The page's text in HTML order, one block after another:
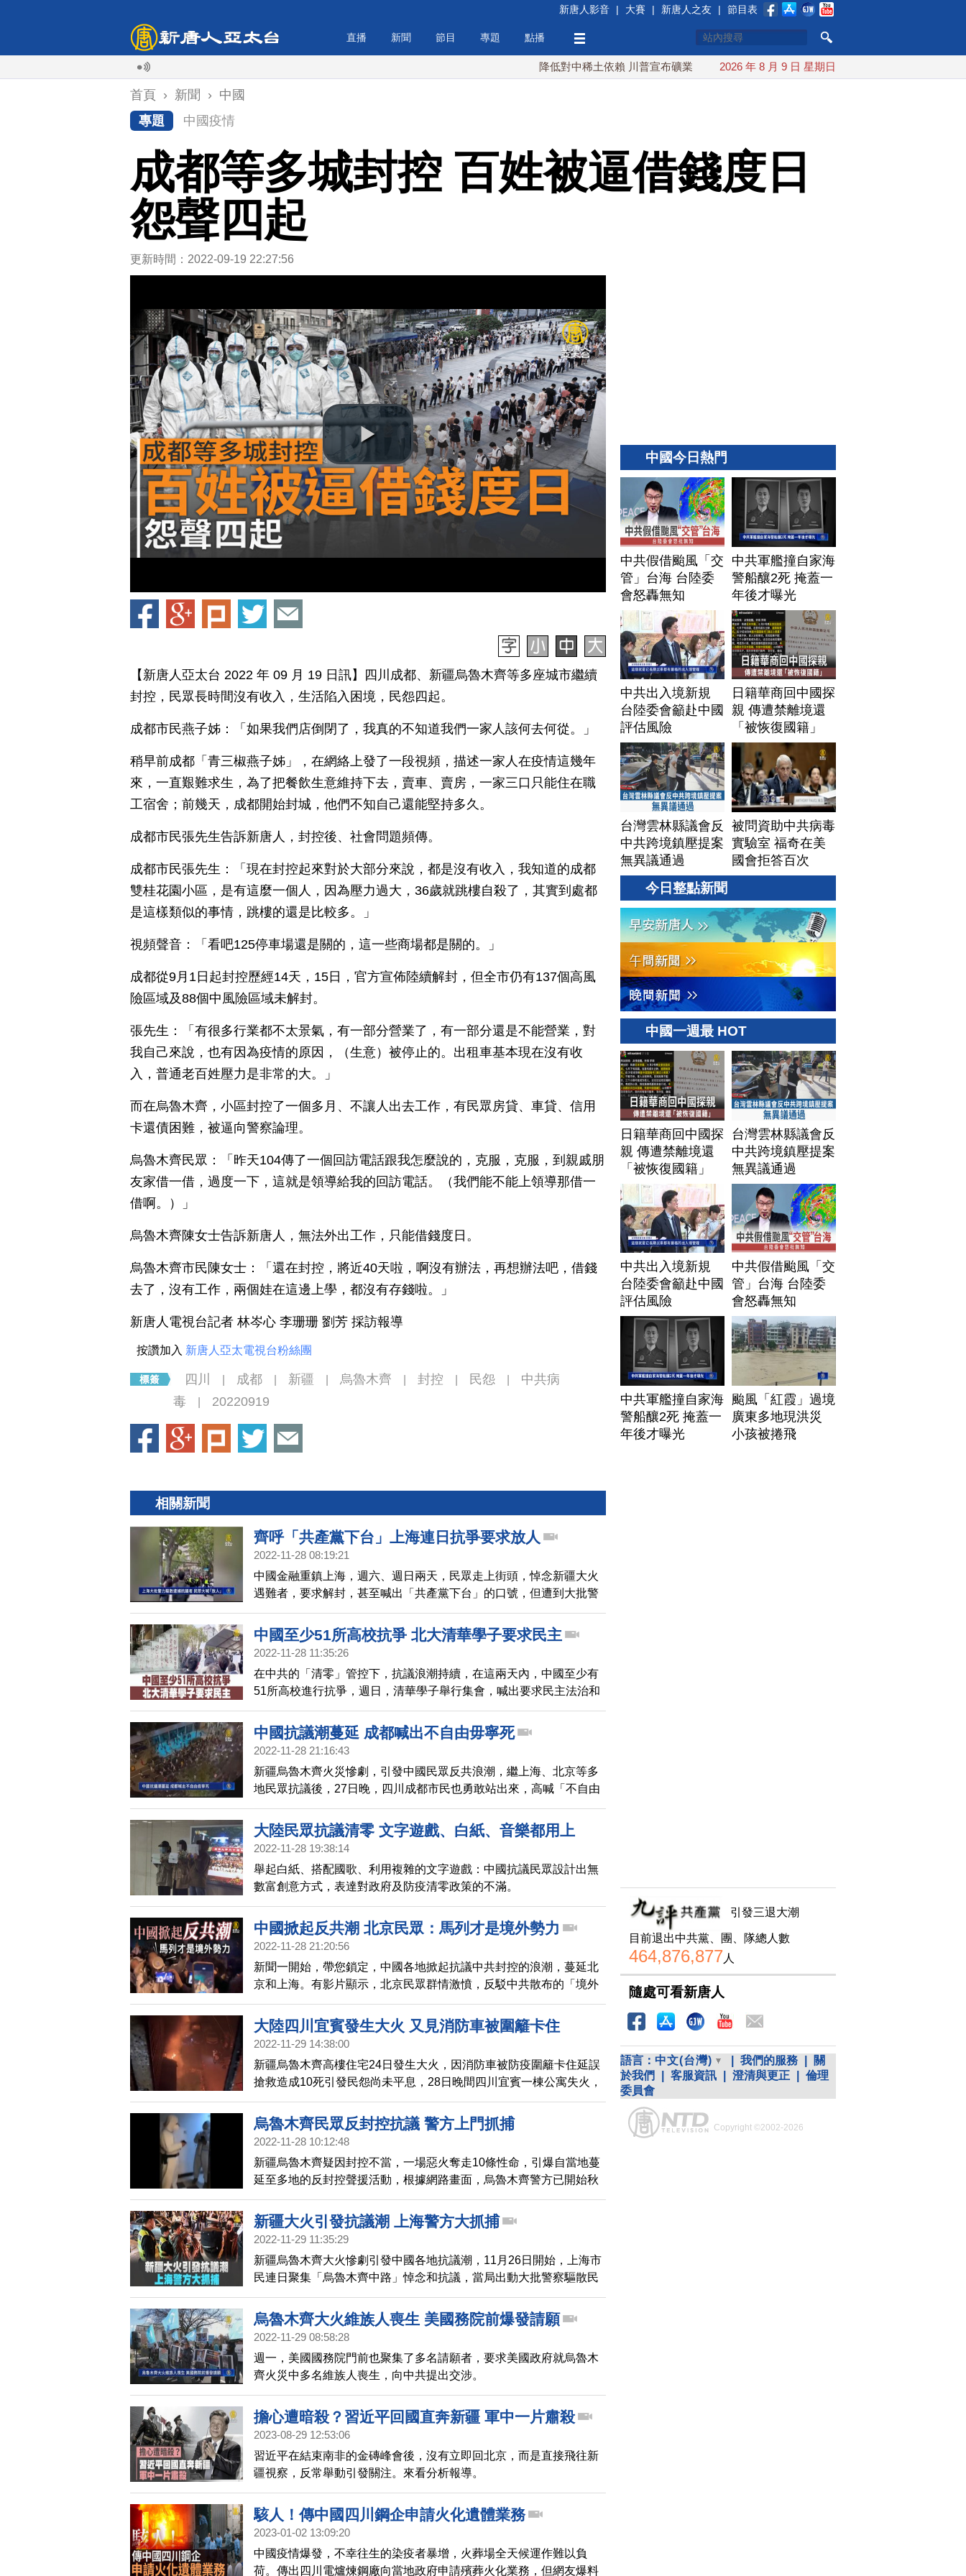
新唐人影音 | 大賽 | 新唐人之友 | 節目表
直播 新聞 節目 專題 點播
降低對中稀土依賴 川普宣布礦業投資20億美元 中東局勢動盪 土耳其沙特巴基斯坦誓共同防禦
2026 年 8 月 9 日 星期日
首頁 › 新聞 › 中國
專題
中國疫情
成都等多城封控 百姓被逼借錢度日
怨聲四起
更新時間：2022-09-19 22:27:56
【新唐人亞太台 2022 年 09 月 19 日訊】四川成都、新疆烏魯木齊等多座城市繼續
封控，民眾長時間沒有收入，生活陷入困境，民怨四起。
成都市民燕子姊：「如果我們店倒閉了，我真的不知道我們一家人該何去何從。」
稍早前成都「青三椒燕子姊」，在網絡上發了一段視頻，描述一家人在疫情這幾年
來，一直艱難求生，為了把餐飲生意維持下去，賣車、賣房，一家三口只能住在職
工宿舍；前幾天，成都開始封城，他們不知自己還能堅持多久。
成都市民張先生告訴新唐人，封控後、社會問題頻傳。
成都市民張先生：「現在封控起來對於大部分來說，都是沒有收入，我知道的成都
雙桂花園小區，是有這麼一個人，因為壓力過大，36歲就跳樓自殺了，其實到處都
是這樣類似的事情，跳樓的還是比較多。」
視頻聲音：「看吧125停車場還是關的，這一些商場都是關的。」
成都從9月1日起封控歷經14天，15日，官方宣佈陸續解封，但全市仍有137個高風
險區域及88個中風險區域未解封。
張先生：「有很多行業都不太景氣，有一部分營業了，有一部分還是不能營業，對
我自己來說，也有因為疫情的原因，（生意）被停止的。出租車基本現在沒有收
入，普通老百姓壓力是非常的大。」
而在烏魯木齊，小區封控了一個多月、不讓人出去工作，有民眾房貸、車貸、信用
卡還債困難，被逼向警察論理。
烏魯木齊民眾：「昨天104傳了一個回訪電話跟我怎麼說的，克服，克服，到親戚朋
友家借一借，過度一下，這就是領導給我的回訪電話。（我們能不能上領導那借一
借啊。）」
烏魯木齊陳女士告訴新唐人，無法外出工作，只能借錢度日。
烏魯木齊市民陳女士：「還在封控，將近40天啦，啊沒有辦法，再想辦法吧，借錢
去了，沒有工作，兩個娃在這邊上學，都沒有存錢啦。」
新唐人電視台記者 林岑心 李珊珊 劉芳 採訪報導
按讚加入 新唐人亞太電視台粉絲團
四川 成都 新疆 烏魯木齊 封控 民怨
中共病
毒
20220919
相關新聞
齊呼「共產黨下台」上海連日抗爭要求放人
2022-11-28 08:19:21
中國金融重鎮上海，週六、週日兩天，民眾走上街頭，悼念新疆大火
遇難者，要求解封，甚至喊出「共產黨下台」的口號，但遭到大批警
察暴力驅散，多人被捕。
中國至少51所高校抗爭 北大清華學子要求民主
2022-11-28 11:35:26
在中共的「清零」管控下，抗議浪潮持續，在這兩天內，中國至少有
51所高校進行抗爭，週日，清華學子舉行集會，喊出要求民主法治和
言論自由的口號。專家指出，這是1989年「6.4」學運事件後，罕見的
學生抗議行動。
中國抗議潮蔓延 成都喊出不自由毋寧死
2022-11-28 21:16:43
新疆烏魯木齊火災慘劇，引發中國民眾反共浪潮，繼上海、北京等多
地民眾抗議後，27日晚，四川成都市民也勇敢站出來，高喊「不自由
毋寧死！」等口號。
大陸民眾抗議清零 文字遊戲、白紙、音樂都用上
2022-11-28 19:38:14
舉起白紙、搭配國歌、利用複雜的文字遊戲：中國抗議民眾設計出無
數富創意方式，表達對政府及防疫清零政策的不滿。
中國掀起反共潮 北京民眾：馬列才是境外勢力
2022-11-28 21:20:56
新聞一開始，帶您鎖定，中國各地掀起抗議中共封控的浪潮，蔓延北
京和上海。有影片顯示，北京民眾群情激憤，反駁中共散布的「境外
反華勢力」說法，諷刺中國共產黨和馬列主義才是境外勢力。
大陸四川宜賓發生大火 又見消防車被圍籬卡住
2022-11-29 14:38:00
新疆烏魯木齊高樓住宅24日發生大火，因消防車被防疫圍籬卡住延誤
搶救造成10死引發民怨尚未平息，28日晚間四川宜賓一棟公寓失火，
又見消防車被擋在防疫圍籬之外，無法駛進火場救援。
烏魯木齊民眾反封控抗議 警方上門抓捕
2022-11-28 10:12:48
新疆烏魯木齊疑因封控不當，一場惡火奪走10條性命，引爆自當地蔓
延至多地的反封控聲援活動，根據網路畫面，烏魯木齊警方已開始秋
後算帳，除抓捕抗議者、連轉傳火災影片者都不放過。
新疆大火引發抗議潮 上海警方大抓捕
2022-11-29 11:35:29
新疆烏魯木齊大火慘劇引發中國各地抗議潮，11月26日開始，上海市
民連日聚集「烏魯木齊中路」悼念和抗議，當局出動大批警察驅散民
眾，昨天（27日）晚間，抓走兩輛大巴的人。週一，烏魯木齊中路被
堆放許多藍色路障，還不時有警車巡邏。
烏魯木齊大火維族人喪生 美國務院前爆發請願
2022-11-29 08:58:28
週一，美國國務院門前也聚集了多名請願者，要求美國政府就烏魯木
齊火災中多名維族人喪生，向中共提出交涉。
擔心遭暗殺？習近平回國直奔新疆 軍中一片肅殺
2023-08-29 12:53:06
習近平在結束南非的金磚峰會後，沒有立即回北京，而是直接飛往新
疆視察，反常舉動引發關注。來看分析報導。
駭人！傳中國四川鋼企申請火化遺體業務
2023-01-02 13:09:20
中國疫情爆發，不幸往生的染疫者暴增，火葬場全天候運作難以負
荷。傳出四川電爐煉鋼廠向當地政府申請殯葬火化業務，但網友爆料
中國今日熱門
中共假借颱風「交
管」台海 台陸委
會怒轟無知
中共軍艦撞自家海
警船釀2死 掩蓋一
年後才曝光
中共出入境新規
台陸委會籲赴中國
評估風險
日籍華商回中國探
親 傳遭禁離境還
「被恢復國籍」
台灣雲林縣議會反
中共跨境鎮壓提案
無異議通過
被問資助中共病毒
實驗室 福奇在美
國會拒答百次
今日整點新聞
中國一週最 HOT
日籍華商回中國探
親 傳遭禁離境還
「被恢復國籍」
台灣雲林縣議會反
中共跨境鎮壓提案
無異議通過
中共出入境新規
台陸委會籲赴中國
評估風險
中共假借颱風「交
管」台海 台陸委
會怒轟無知
中共軍艦撞自家海
警船釀2死 掩蓋一
年後才曝光
颱風「紅霞」過境
廣東多地現洪災
小孩被捲飛
引發三退大潮
目前退出中共黨、團、隊總人數
464,876,877人
隨處可看新唐人
語言： 中文(台灣) 我們的服務
關
於我們
客服資訊 澄清與更正
倫理
委員會
Copyright ©2002-2026